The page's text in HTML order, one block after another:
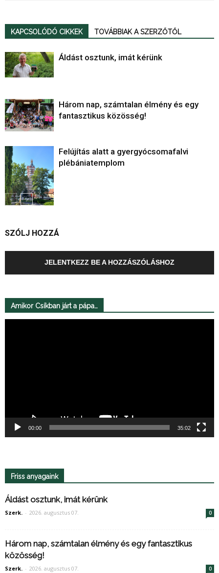
KAPCSOLÓDÓ CIKKEK TOVÁBBIAK A SZERZŐTŐL
Áldást osztunk, imát kérünk
Három nap, számtalan élmény és egy
fantasztikus közösség!
Felújítás alatt a gyergyócsomafalvi
plébániatemplom
SZÓLJ HOZZÁ
JELENTKEZZ BE A HOZZÁSZÓLÁSHOZ
Amikor Csíkban járt a pápa…
00:00 35:02
Friss anyagaink
Áldást osztunk, imát kérünk
Szerk. - 2026. augusztus 07. 0
Három nap, számtalan élmény és egy fantasztikus
közösség!
Szerk. - 2026. augusztus 07. 0